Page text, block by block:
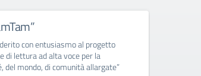
con entusiasmo al progetto
di lettura ad alta voce per la
del mondo, di comunità allargate”